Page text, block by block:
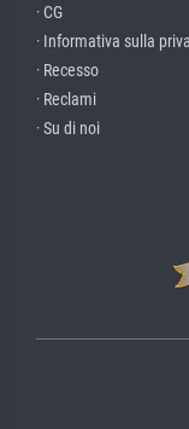
· CG
· Informativa sulla
· Recesso
· Reclami
· Su di noi